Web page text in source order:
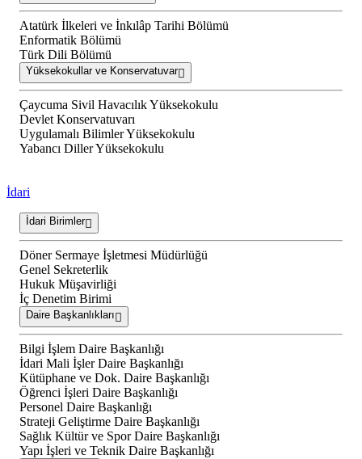
Atatürk İlkeleri ve İnkılâp Tarihi Bölümü
Enformatik Bölümü
Türk Dili Bölümü
Yüksekokullar ve Konservatuvar
Çaycuma Sivil Havacılık Yüksekokulu
Devlet Konservatuvarı
Uygulamalı Bilimler Yüksekokulu
Yabancı Diller Yüksekokulu
İdari
İdari Birimler
Döner Sermaye İşletmesi Müdürlüğü
Genel Sekreterlik
Hukuk Müşavirliği
İç Denetim Birimi
Daire Başkanlıkları
Bilgi İşlem Daire Başkanlığı
İdari Mali İşler Daire Başkanlığı
Kütüphane ve Dok. Daire Başkanlığı
Öğrenci İşleri Daire Başkanlığı
Personel Daire Başkanlığı
Strateji Geliştirme Daire Başkanlığı
Sağlık Kültür ve Spor Daire Başkanlığı
Yapı İşleri ve Teknik Daire Başkanlığı